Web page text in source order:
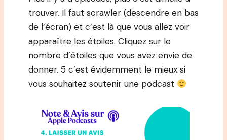
trouver. Il faut scrawler (descendre en bas
de l’écran) et c’est là que vous allez voir
apparaître les étoiles. Cliquez sur le
nombre d’étoiles que vous avez envie de
donner. 5 c’est évidemment le mieux si
vous souhaitez soutenir une podcast